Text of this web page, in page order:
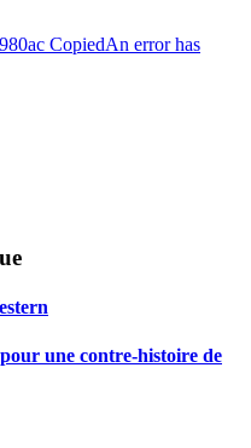
CopiedAn error has
une contre-histoire de